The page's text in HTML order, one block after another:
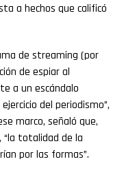
a hechos que calificó
de streaming (por
de espiar al
a un escándalo
del periodismo”,
marco, señaló que,
“la totalidad de la
por las formas”.